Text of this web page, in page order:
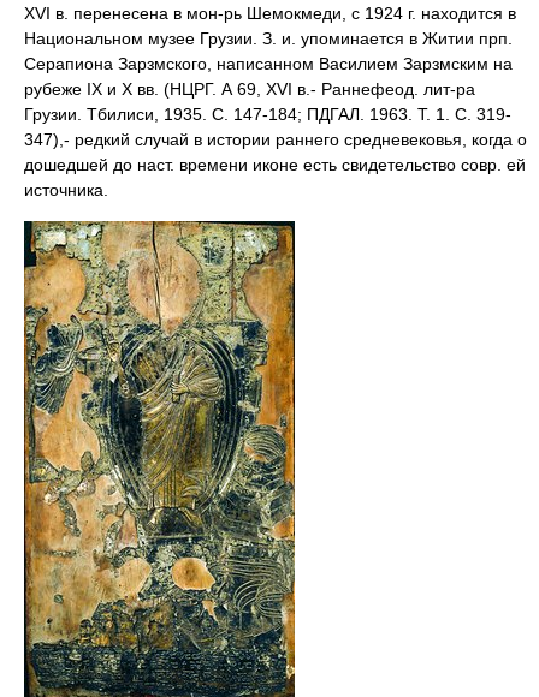
XVI в. перенесена в мон-рь Шемокмеди, с 1924 г. находится в
Национальном музее Грузии. З. и. упоминается в Житии прп.
Серапиона Зарзмского, написанном Василием Зарзмским на
рубеже IX и X вв. (НЦРГ. А 69, XVI в.- Раннефеод. лит-ра
Грузии. Тбилиси, 1935. С. 147-184; ПДГАЛ. 1963. Т. 1. С. 319-
347),- редкий случай в истории раннего средневековья, когда о
дошедшей до наст. времени иконе есть свидетельство совр. ей
источника.